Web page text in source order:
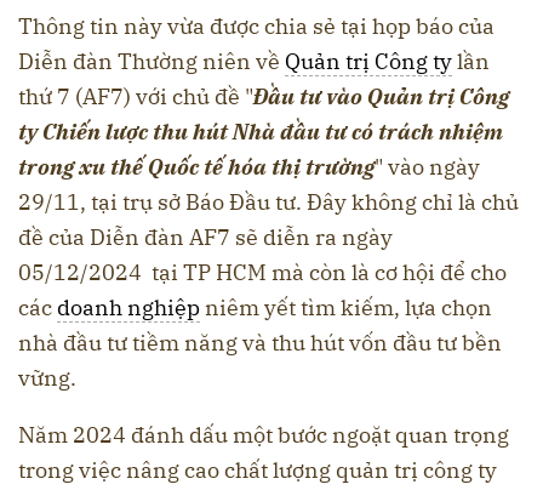
Thông tin này vừa được chia sẻ tại họp báo của
Diễn đàn Thường niên về Quản trị Công tylần
thứ 7 (AF7) với chủ đề "Đầu tư vào Quản trị Công
ty Chiến lược thu hút Nhà đầu tư có trách nhiệm
trong xu thế Quốc tế hóa thị trường" vào ngày
29/11, tại trụ sở Báo Đầu tư. Đây không chỉ là chủ
đề của Diễn đàn AF7 sẽ diễn ra ngày
05/12/2024 tại TP HCM mà còn là cơ hội để cho
các doanh nghiệp niêm yết tìm kiếm, lựa chọn
nhà đầu tư tiềm năng và thu hút vốn đầu tư bền
vững.
Năm 2024 đánh dấu một bước ngoặt quan trọng
trong việc nâng cao chất lượng quản trị công ty